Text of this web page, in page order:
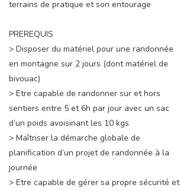
terrains de pratique et son entourage
PREREQUIS
> Disposer du matériel pour une randonnée
en montagne sur 2 jours (dont matériel de
bivouac)
> Etre capable de randonner sur et hors
sentiers entre 5 et 6h par jour avec un sac
d’un poids avoisinant les 10 kgs
> Maîtriser la démarche globale de
planification d’un projet de randonnée à la
journée
> Etre capable de gérer sa propre sécurité et